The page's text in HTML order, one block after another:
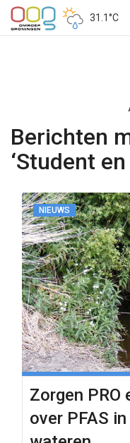
31.1°C
Berichten
‘Student en
NIEUWS
Zorgen PRO
over PFAS